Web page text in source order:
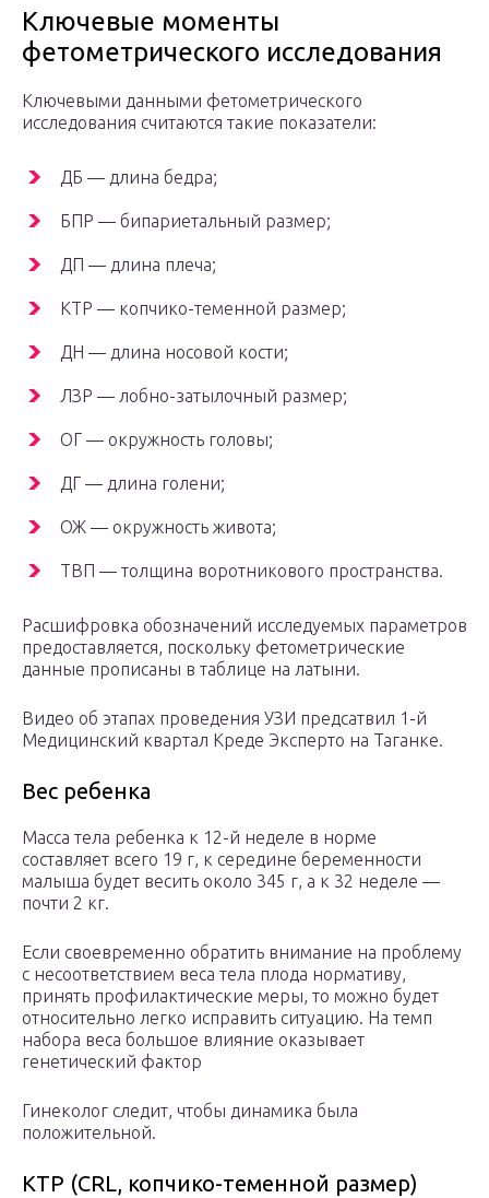
Ключевые моменты
фетометрического исследования
Ключевыми данными фетометрического
исследования считаются такие показатели:
ДБ — длина бедра;
БПР — бипариетальный размер;
ДП — длина плеча;
КТР — копчико-теменной размер;
ДН — длина носовой кости;
ЛЗР — лобно-затылочный размер;
ОГ — окружность головы;
ДГ — длина голени;
ОЖ — окружность живота;
ТВП — толщина воротникового пространства.
Расшифровка обозначений исследуемых параметров
предоставляется, поскольку фетометрические
данные прописаны в таблице на латыни.
Видео об этапах проведения УЗИ предсатвил 1-й
Медицинский квартал Креде Эксперто на Таганке.
Вес ребенка
Масса тела ребенка к 12-й неделе в норме
составляет всего 19 г, к середине беременности
малыша будет весить около 345 г, а к 32 неделе —
почти 2 кг.
Если своевременно обратить внимание на проблему
с несоответствием веса тела плода нормативу,
принять профилактические меры, то можно будет
относительно легко исправить ситуацию. На темп
набора веса большое влияние оказывает
генетический фактор
Гинеколог следит, чтобы динамика была
положительной.
КТР (CRL, копчико-теменной размер)